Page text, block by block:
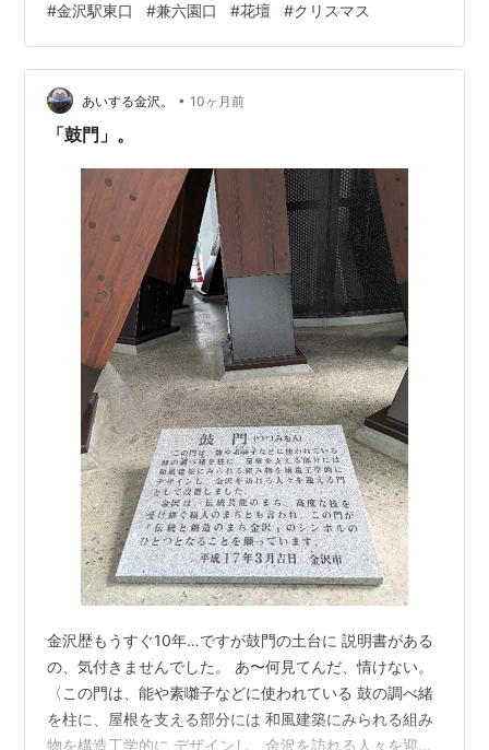
#金沢駅東口 #兼六園口 #花壇 #クリスマス
あいする金沢。 • 10ヶ月前
「鼓門」。
金沢歴もうすぐ10年…ですが鼓門の土台に 説明書がある
の、気付きませんでした。 あ〜何見てんだ、情けない。
〈この門は、能や素囃子などに使われている 鼓の調べ緒
を柱に、屋根を支える部分には 和風建築にみられる組み
物を構造工学的に デザインし、金沢を訪れる人々を迎え